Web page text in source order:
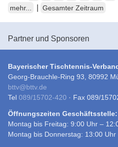
mehr...
Gesamter Zeitraum
Partner und Sponsoren
Bayerischer Tischtennis-
Georg-Brauchle-Ring 93, 80992
bttv@bttv.de
Tel 089/15702-420 · Fax 089/
Öffnungszeiten Geschäftsstelle:
Montag bis Freitag: 9:00 Uhr –
Montag bis Donnerstag: 13:00